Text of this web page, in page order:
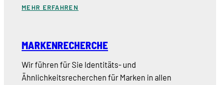
MEHR ERFAHREN
MARKENRECHERCHE
Wir führen für Sie Identitäts- und
Ähnlichkeitsrecherchen für Marken in allen